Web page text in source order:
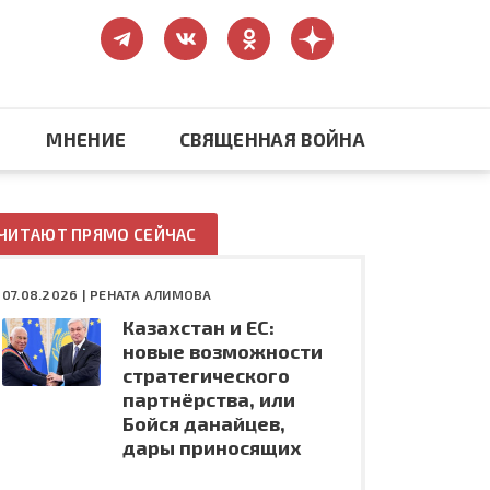
Конфликт на Украине
МНЕНИЕ СВЯЩЕННАЯ ВОЙНА
ПРЯМО СЕЙЧАС
07.08.2026 | РЕНАТА АЛИМОВА
Казахстан и ЕС:
новые возможности
стратегического
партнёрства, или
Бойся данайцев,
дары приносящих